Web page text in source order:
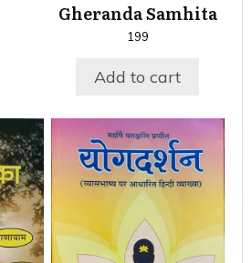
Gheranda Samhita
199
Add to cart